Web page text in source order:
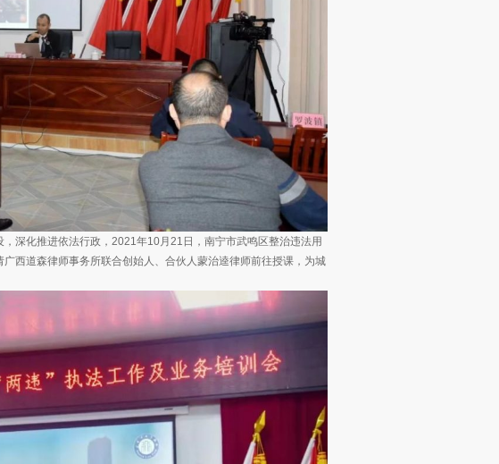
深化推进依法行政，2021年10月21日，南宁市武鸣区整治违法用
西道森律师事务所联合创始人、合伙人蒙治逵律师前往授课，为城